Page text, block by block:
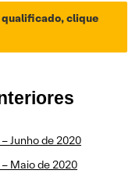
qualificado, clique
Junho de 2020
Maio de 2020